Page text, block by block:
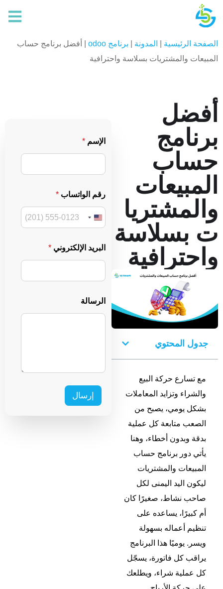
الصفحة الرئيسية المدونة برنامج odoo
أفضل برنامج حساب
المبيعات والمشتريات بسلاسة واحترافية
أفضل
برنامج
حساب
المبيعات
والمشتريا
ت بسلاسة
واحترافية
جدول المحتوي
مع تسارع حركة البيع
والشراء وتزايد المعاملات
بشكل يومي، يصبح من
الصعب متابعة كل عملية
بدقة وبدون أخطاء، وهنا
يأتي دور برنامج حساب
المبيعات والمشتريات
ليكون اليد اليمنى لكل
صاحب نشاط، صغيرًا كان
أم كبيرًا، يساعده على
تنظيم أعماله بسهولة
ويسر. يوميًا هذا البرنامج
يراقب كل فاتورة، يسجّل
كل عملية شراء، ويطلعك
ر
ق
ل
ب
ر
ي
د
ل
و
ن
الإسم *
رقم الواتساب *
U
i
e
S
e
s
البريد الإلكتروني *
الرسالة
إرسال